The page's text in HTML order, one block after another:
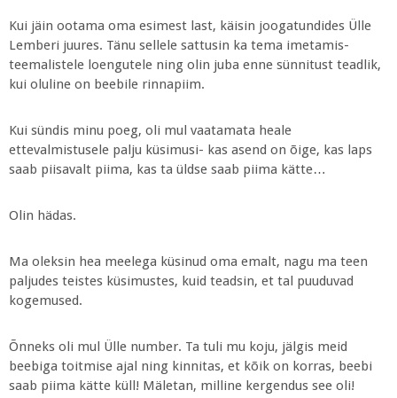
Kui jäin ootama oma esimest last, käisin joogatundides Ülle
Lemberi juures. Tänu sellele sattusin ka tema imetamis-
teemalistele loengutele ning olin juba enne sünnitust teadlik,
kui oluline on beebile rinnapiim.
Kui sündis minu poeg, oli mul vaatamata heale
ettevalmistusele palju küsimusi- kas asend on õige, kas laps
saab piisavalt piima, kas ta üldse saab piima kätte…
Olin hädas.
Ma oleksin hea meelega küsinud oma emalt, nagu ma teen
paljudes teistes küsimustes, kuid teadsin, et tal puuduvad
kogemused.
Õnneks oli mul Ülle number. Ta tuli mu koju, jälgis meid
beebiga toitmise ajal ning kinnitas, et kõik on korras, beebi
saab piima kätte küll! Mäletan, milline kergendus see oli!